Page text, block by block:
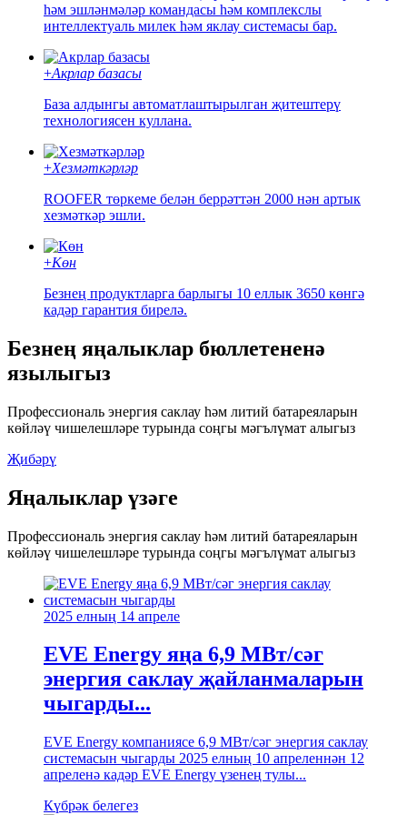
һәм эшләнмәләр командасы һәм комплекслы
интеллектуаль милек һәм яклау системасы бар.
+Акрлар базасы
База алдынгы автоматлаштырылган җитештерү
технологиясен куллана.
+Хезмәткәрләр
ROOFER төркеме белән беррәттән 2000 нән артык
хезмәткәр эшли.
+Көн
Безнең продуктларга барлыгы 10 еллык 3650 көнгә
кадәр гарантия бирелә.
Безнең яңалыклар бюллетененә
язылыгыз
Профессиональ энергия саклау һәм литий батареяларын
көйләү чишелешләре турында соңгы мәгълүмат алыгыз
Җибәрү
Яңалыклар үзәге
Профессиональ энергия саклау һәм литий батареяларын
көйләү чишелешләре турында соңгы мәгълүмат алыгыз
2025 елның 14 апреле
EVE Energy яңа 6,9 МВт/сәг
энергия саклау җайланмаларын
чыгарды...
EVE Energy компаниясе 6,9 МВт/сәг энергия саклау
системасын чыгарды 2025 елның 10 апреленнән 12
апреленә кадәр EVE Energy үзенең тулы...
Күбрәк белегез